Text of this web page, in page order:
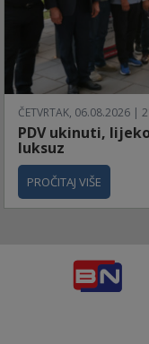
ČETVRTAK, 06.08.2026 |
PDV ukinuti,
luksuz
PROČITAJ VIŠE